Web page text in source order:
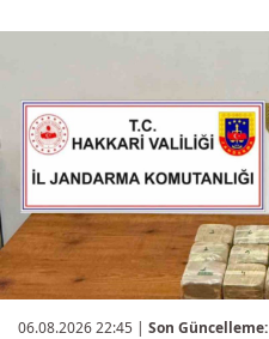
06.08.2026 22:45 | Son Güncelleme: